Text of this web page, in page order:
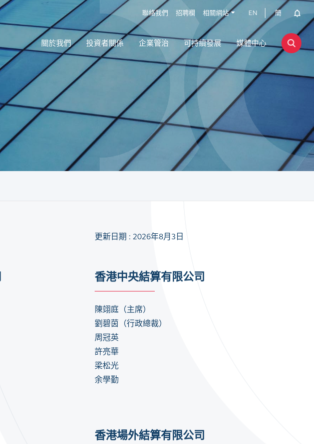
聯絡我們 招聘欄 相關網站 EN 簡
關於我們 投資者關係 企業管治 可持續發展 媒體中心
更新日期 : 2026年8月3日
香港中央結算有限公司
陳翊庭（主席）
劉碧茵（行政總裁）
周冠英
許亮華
梁松光
余學勤
香港場外結算有限公司